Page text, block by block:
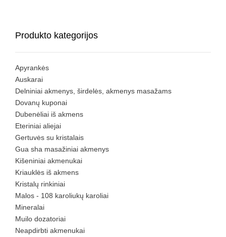
Produkto kategorijos
Apyrankės
Auskarai
Delniniai akmenys, širdelės, akmenys masažams
Dovanų kuponai
Dubenėliai iš akmens
Eteriniai aliejai
Gertuvės su kristalais
Gua sha masažiniai akmenys
Kišeniniai akmenukai
Kriauklės iš akmens
Kristalų rinkiniai
Malos - 108 karoliukų karoliai
Mineralai
Muilo dozatoriai
Neapdirbti akmenukai